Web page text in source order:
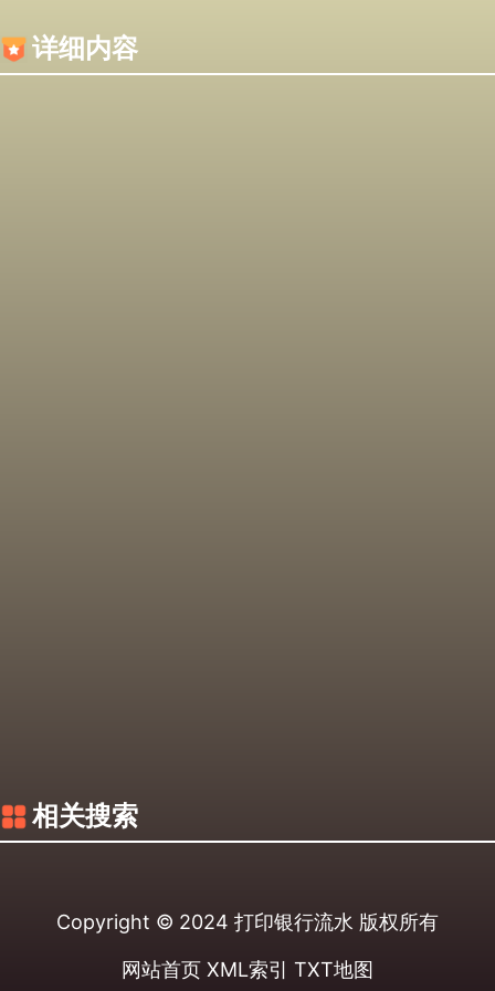
详细内容
相关搜索
Copyright © 2024 打印银行流水 版权所有
网站首页 XML索引 TXT地图